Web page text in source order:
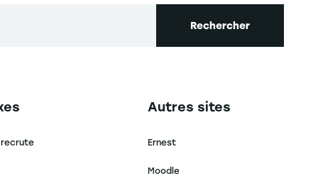
Rechercher
footer
recrute
Navigation tertiaire footer
Autres sites
Ernest
Moodle